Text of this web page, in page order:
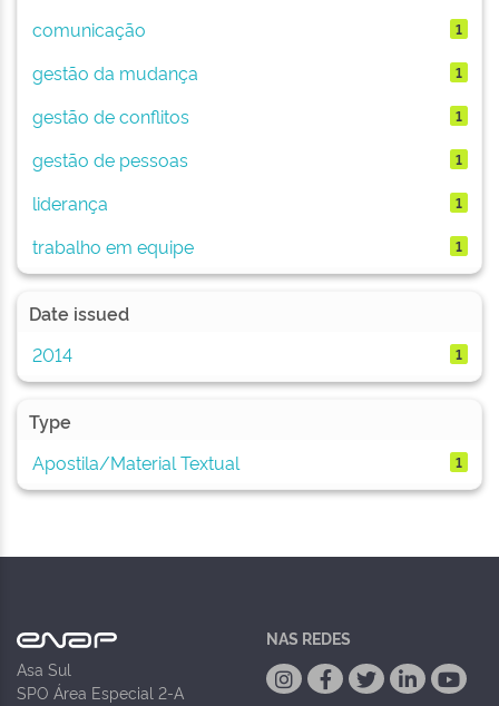
comunicação 1
gestão da mudança 1
gestão de conflitos 1
gestão de pessoas 1
liderança 1
trabalho em equipe 1
Date issued
2014
1
Type
Apostila/Material Textual
1
Asa Sul
SPO Área Especial 2-A
NAS REDES